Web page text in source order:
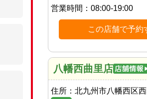
営業時間： 08:00-19:00
この店舗で予約
八幡西曲里店
住所： 北九州市八幡西区